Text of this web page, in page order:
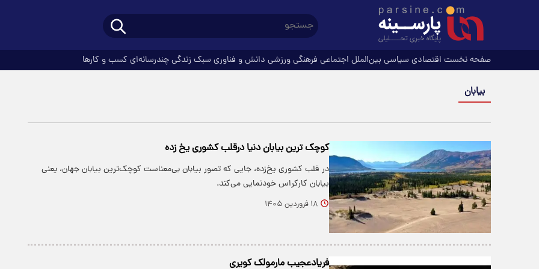
صفحه نخست اقتصادی سیاسی بین‌الملل اجتماعی فرهنگیورزشی دانش و فناوری سبک زندگیچندرسانه‌ای کسب و کارها
بیابان
کوچک ترین بیابان دنیا درقلب کشوری یخ زده
در قلب کشوری یخ‌زده، جایی که تصور بیابان بی‌معناست کوچک‌ترین بیابان جهان، یعنی
بیابان کارکراس خودنمایی می‌کند.
۱۸ فروردین ۱۴۰۵
فریادعجیب مارمولک کویری